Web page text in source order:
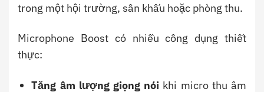
trong một hội trường, sân khấu hoặc phòng thu.
Microphone Boost có nhiều công dụng thiết
thực:
Tăng âm lượng giọng nói khi micro thu âm